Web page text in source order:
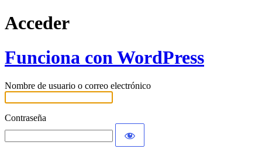
Acceder
Funciona con WordPress
Nombre de usuario o correo electrónico
Contraseña